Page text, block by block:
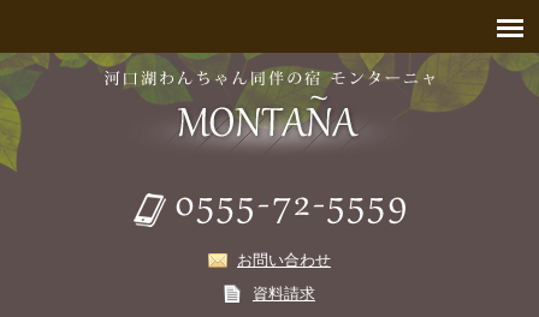
お問い合わせ
資料請求